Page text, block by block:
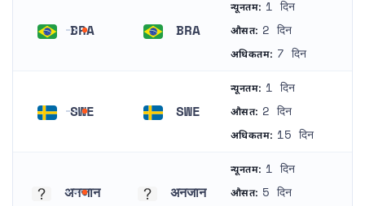
BRA BRA
न्यूनतम: 1 दिन
औसत: 2 दिन
अधिकतम: 7 दिन
SWE SWE
न्यूनतम: 1 दिन
औसत: 2 दिन
अधिकतम: 15 दिन
अनजान अनजान
न्यूनतम: 1 दिन
औसत: 5 दिन